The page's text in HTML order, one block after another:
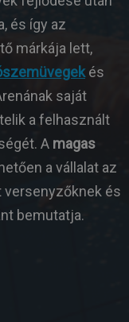
és így az
márkája lett,
és
saját
a felhasznált
A magas
a vállalat az
versenyzőknek és
bemutatja.